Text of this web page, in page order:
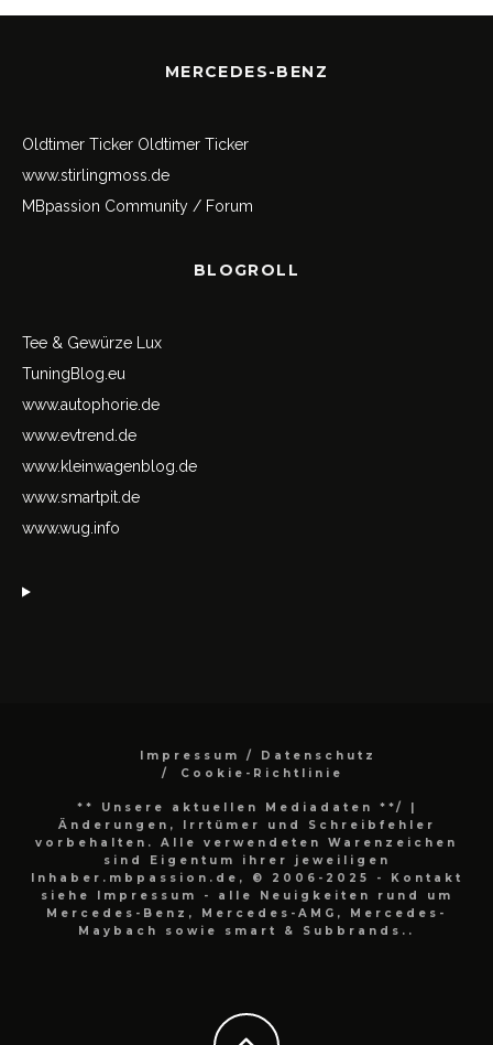
MERCEDES-BENZ
Oldtimer Ticker Oldtimer Ticker
www.stirlingmoss.de
MBpassion Community / Forum
BLOGROLL
Tee & Gewürze Lux
TuningBlog.eu
www.autophorie.de
www.evtrend.de
www.kleinwagenblog.de
www.smartpit.de
www.wug.info
Impressum / Datenschutz
Cookie-Richtlinie
** Unsere aktuellen Mediadaten **/
|
Änderungen, Irrtümer und Schreibfehler
vorbehalten. Alle verwendeten Warenzeichen
sind Eigentum ihrer jeweiligen
Inhaber.mbpassion.de, © 2006-2025 - Kontakt
siehe Impressum - alle Neuigkeiten rund um
Mercedes-Benz, Mercedes-AMG, Mercedes-
Maybach sowie smart & Subbrands..